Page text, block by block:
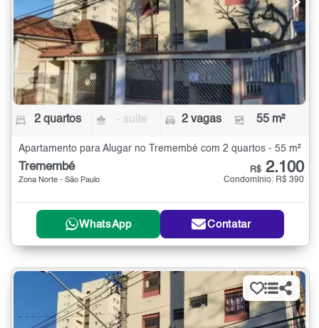
2 quartos - suíte 2 vagas 55 m²
Apartamento para Alugar no Tremembé com 2 quartos - 55 m²
Tremembé
Zona Norte - São Paulo
R$ 2.100
Condomínio: R$ 390
WhatsApp Contatar